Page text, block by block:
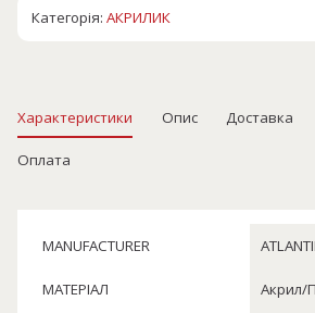
Категорія:АКРИЛИК
Характеристики Опис Доставка
Оплата
MANUFACTURER
МАТЕРІАЛ Акрил/